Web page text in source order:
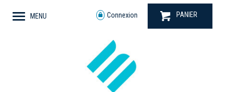
MENU Connexion PANIER